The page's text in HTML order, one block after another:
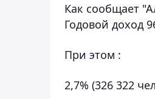
Как сообщает
Годовой доход
При этом :
2,7% (326 322